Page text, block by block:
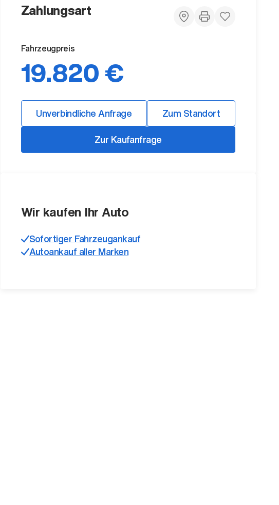
Zahlungsart
Fahrzeugpreis
19.820 €
Unverbindliche Anfrage
Zum Standort
Zur Kaufanfrage
Wir kaufen Ihr Auto
Sofortiger Fahrzeugankauf
Autoankauf aller Marken